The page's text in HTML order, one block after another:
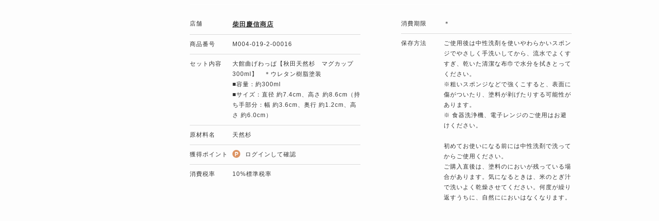
店舗 柴田慶信商店
商品番号 M004-019-2-00016
セット内容
大館曲げわっぱ【秋田天然杉 マグカップ
300ml】 ＊ウレタン樹脂塗装
■容量：約300ml
■サイズ：直径 約7.4cm、高さ 約8.6cm（持
ち手部分：幅 約3.6cm、奥行 約1.2cm、高
さ 約6.0cm）
原材料名 天然杉
獲得ポイント ログインして確認
消費税率 10%標準税率
消費期限 ＊
保存方法
ご使用後は中性洗剤を使いやわらかいスポン
ジでやさしく手洗いしてから、流水でよくす
すぎ、乾いた清潔な布巾で水分を拭きとって
ください。
※粗いスポンジなどで強くこすると、表面に
傷がついたり、塗料が剥げたりする可能性が
あります。
※ 食器洗浄機、電子レンジのご使用はお避
けください。
初めてお使いになる前には中性洗剤で洗って
からご使用ください。
ご購入直後は、塗料のにおいが残っている場
合があります。気になるときは、米のとぎ汁
で洗いよく乾燥させてください。何度が繰り
返すうちに、自然ににおいはなくなります。